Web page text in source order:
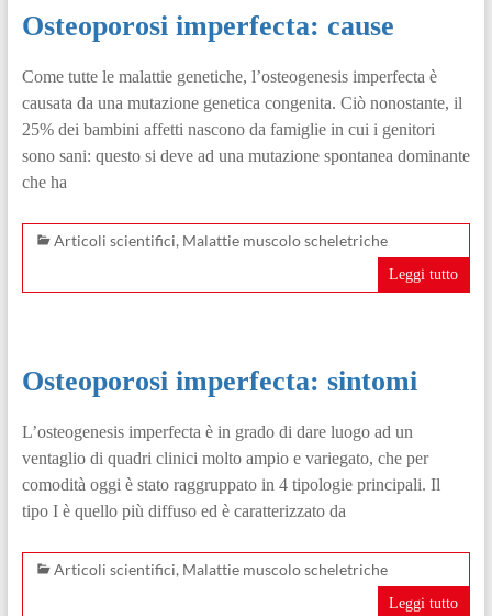
Osteoporosi imperfecta: cause
Come tutte le malattie genetiche, l’osteogenesis imperfecta è
causata da una mutazione genetica congenita. Ciò nonostante, il
25% dei bambini affetti nascono da famiglie in cui i genitori
sono sani: questo si deve ad una mutazione spontanea dominante
che ha
Articoli scientifici, Malattie muscolo scheletriche
Leggi tutto
Osteoporosi imperfecta: sintomi
L’osteogenesis imperfecta è in grado di dare luogo ad un
ventaglio di quadri clinici molto ampio e variegato, che per
comodità oggi è stato raggruppato in 4 tipologie principali. Il
tipo I è quello più diffuso ed è caratterizzato da
Articoli scientifici, Malattie muscolo scheletriche
Leggi tutto